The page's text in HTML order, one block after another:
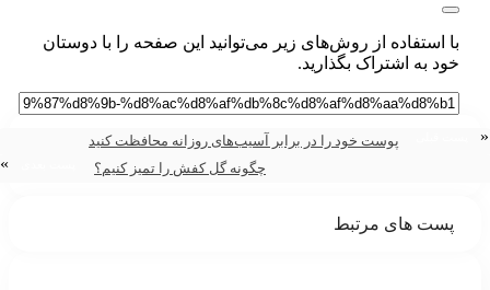
با استفاده از روش‌های زیر می‌توانید این صفحه را با دوستان
خود به اشتراک بگذارید.
قبلی
پوست خود را در برابر آسیب‌های روزانه محافظت کنید
چگونه گل کفش را تمیز کنیم؟
پست بعدی
پست های مرتبط